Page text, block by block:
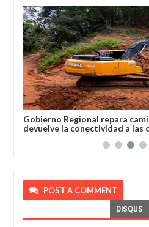
Gobierno Regional repara
devuelve la conectividad a las
JORGE MOLINA
POST A COMMENT
DISQUS